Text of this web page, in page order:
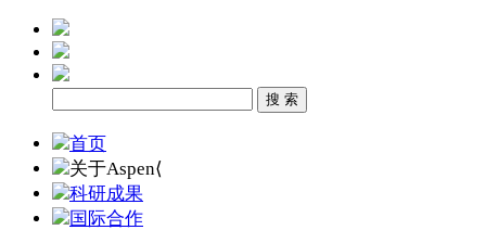
首页
关于Aspen⟨
科研成果
国际合作